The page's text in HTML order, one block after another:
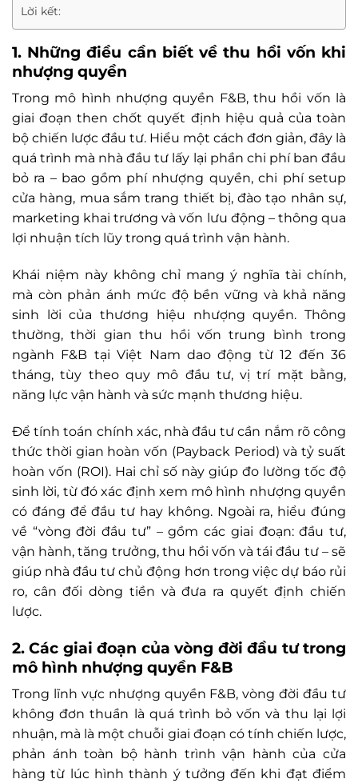
Lời kết:
1. Những điều cần biết về thu hồi vốn khi
nhượng quyền
Trong mô hình nhượng quyền F&B, thu hồi vốn là
giai đoạn then chốt quyết định hiệu quả của toàn
bộ chiến lược đầu tư. Hiểu một cách đơn giản, đây là
quá trình mà nhà đầu tư lấy lại phần chi phí ban đầu
bỏ ra – bao gồm phí nhượng quyền, chi phí setup
cửa hàng, mua sắm trang thiết bị, đào tạo nhân sự,
marketing khai trương và vốn lưu động – thông qua
lợi nhuận tích lũy trong quá trình vận hành.
Khái niệm này không chỉ mang ý nghĩa tài chính,
mà còn phản ánh mức độ bền vững và khả năng
sinh lời của thương hiệu nhượng quyền. Thông
thường, thời gian thu hồi vốn trung bình trong
ngành F&B tại Việt Nam dao động từ 12 đến 36
tháng, tùy theo quy mô đầu tư, vị trí mặt bằng,
năng lực vận hành và sức mạnh thương hiệu.
Để tính toán chính xác, nhà đầu tư cần nắm rõ công
thức thời gian hoàn vốn (Payback Period) và tỷ suất
hoàn vốn (ROI). Hai chỉ số này giúp đo lường tốc độ
sinh lời, từ đó xác định xem mô hình nhượng quyền
có đáng để đầu tư hay không. Ngoài ra, hiểu đúng
về “vòng đời đầu tư” – gồm các giai đoạn: đầu tư,
vận hành, tăng trưởng, thu hồi vốn và tái đầu tư – sẽ
giúp nhà đầu tư chủ động hơn trong việc dự báo rủi
ro, cân đối dòng tiền và đưa ra quyết định chiến
lược.
2. Các giai đoạn của vòng đời đầu tư trong
mô hình nhượng quyền F&B
Trong lĩnh vực nhượng quyền F&B, vòng đời đầu tư
không đơn thuần là quá trình bỏ vốn và thu lại lợi
nhuận, mà là một chuỗi giai đoạn có tính chiến lược,
phản ánh toàn bộ hành trình vận hành của cửa
hàng từ lúc hình thành ý tưởng đến khi đạt điểm